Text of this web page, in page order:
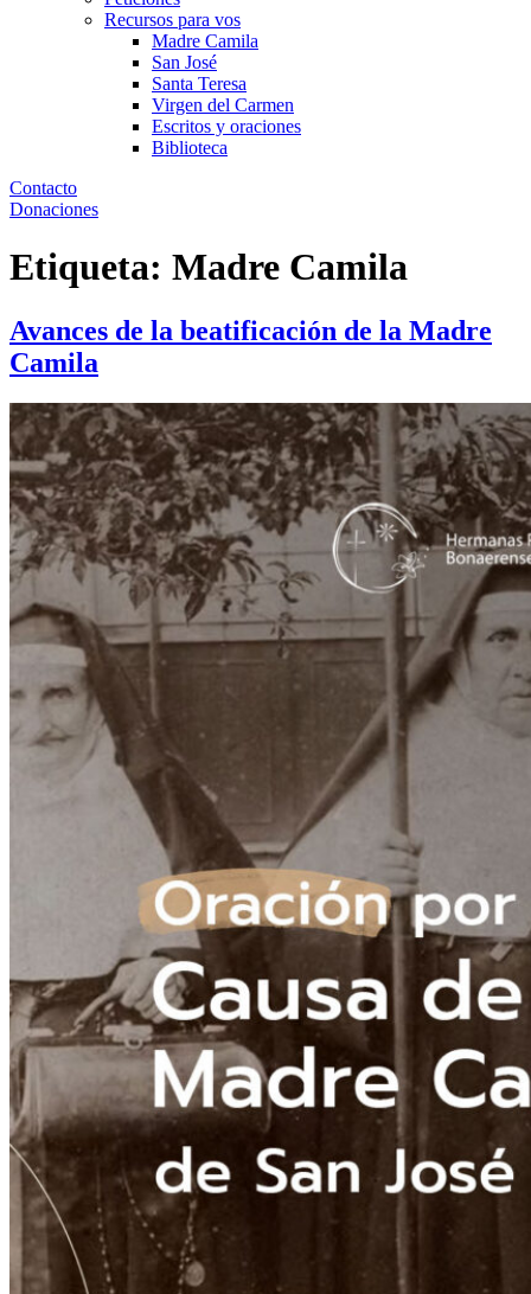
Recursos para vos
Madre Camila
San José
Santa Teresa
Virgen del Carmen
Escritos y oraciones
Biblioteca
Contacto
Donaciones
Etiqueta: Madre Camila
Avances de la beatificación de la Madre
Camila